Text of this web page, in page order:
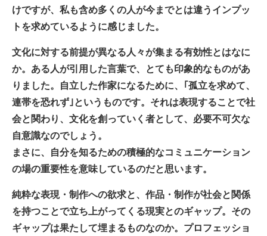
けですが、私も含め多くの人が今までとは違うインプッ
トを求めているように感じました。
文化に対する前提が異なる人々が集まる有効性とはなに
か。ある人が引用した言葉で、とても印象的なものがあ
りました。自立した作家になるために、｢孤立を求めて、
連帯を恐れず｣というものです。それは表現することで社
会と関わり、文化を創っていく者として、必要不可欠な
自意識なのでしょう。
まさに、自分を知るための積極的なコミュニケーション
の場の重要性を意味しているのだと思います。
純粋な表現・制作への欲求と、作品・制作が社会と関係
を持つことで立ち上がってくる現実とのギャップ。その
ギャップは果たして埋まるものなのか。プロフェッショ